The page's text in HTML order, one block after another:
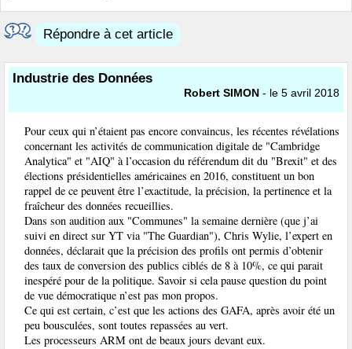
Répondre à cet article
Industrie des Données
Robert SIMON - le 5 avril 2018
Pour ceux qui n’étaient pas encore convaincus, les récentes révélations
concernant les activités de communication digitale de "Cambridge
Analytica" et "AIQ" à l’occasion du référendum dit du "Brexit" et des
élections présidentielles américaines en 2016, constituent un bon
rappel de ce peuvent être l’exactitude, la précision, la pertinence et la
fraîcheur des données recueillies.
Dans son audition aux "Communes" la semaine dernière (que j’ai
suivi en direct sur YT via "The Guardian"), Chris Wylie, l’expert en
données, déclarait que la précision des profils ont permis d’obtenir
des taux de conversion des publics ciblés de 8 à 10%, ce qui parait
inespéré pour de la politique. Savoir si cela pause question du point
de vue démocratique n’est pas mon propos.
Ce qui est certain, c’est que les actions des GAFA, après avoir été un
peu bousculées, sont toutes repassées au vert.
Les processeurs ARM ont de beaux jours devant eux.